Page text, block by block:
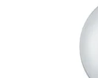
jumbo latexovy
76cm dodavame